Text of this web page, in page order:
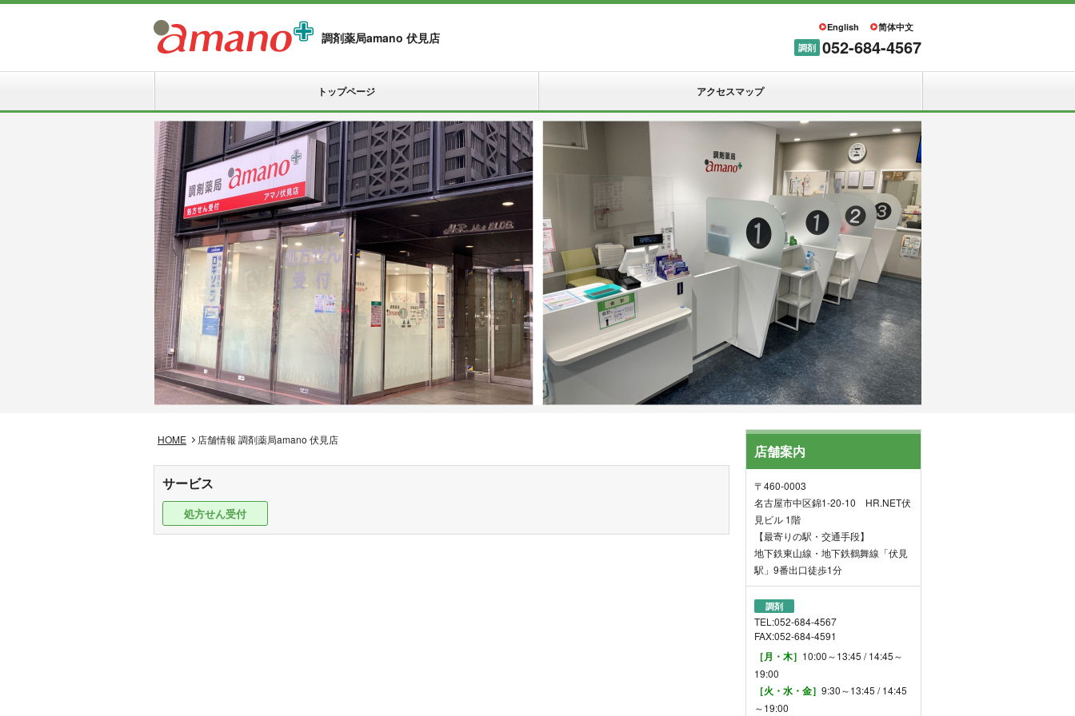
調剤薬局amano 伏見店
English
简体中文
調剤 052-684-4567
トップページ アクセスマップ
HOME 店舗情報 調剤薬局amano 伏見店
サービス
処方せん受付
店舗案内
〒460-0003
名古屋市中区錦1-20-10 HR.NET伏
見ビル 1階
【最寄りの駅・交通手段】
地下鉄東山線・地下鉄鶴舞線「伏見
駅」9番出口徒歩1分
調剤
TEL:052-684-4567
FAX:052-684-4591
［月・木］ 10:00～13:45 / 14:45～
19:00
［火・水・金］ 9:30～13:45 / 14:45
～19:00